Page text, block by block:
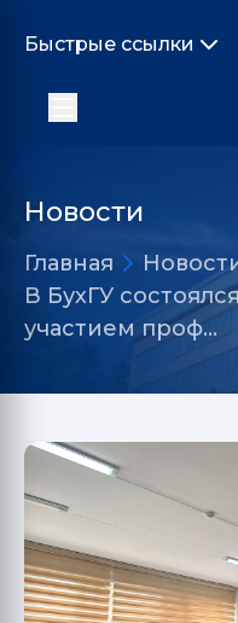
Быстрые ссылки
Новости
Главная
В БухГУ
участием проф…